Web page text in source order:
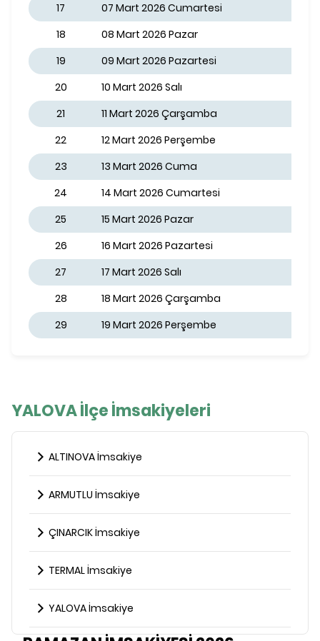
17
07 Mart 2026 Cumartesi
18
08 Mart 2026 Pazar
19
09 Mart 2026 Pazartesi
20
10 Mart 2026 Salı
21
11 Mart 2026 Çarşamba
22
12 Mart 2026 Perşembe
23
13 Mart 2026 Cuma
24
14 Mart 2026 Cumartesi
25
15 Mart 2026 Pazar
26
16 Mart 2026 Pazartesi
27
17 Mart 2026 Salı
28
18 Mart 2026 Çarşamba
29
19 Mart 2026 Perşembe
YALOVA İlçe İmsakiyeleri
ALTINOVA İmsakiye
ARMUTLU İmsakiye
ÇINARCIK İmsakiye
TERMAL İmsakiye
YALOVA İmsakiye